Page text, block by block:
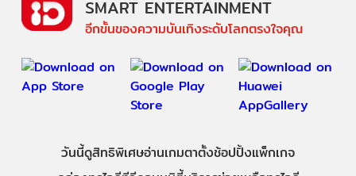
SMART ENTERTAINMENT
อีกขั้นของความบันเทิงระดับโลกตรงใจคุณ
วันนี้ดูสิทธิพิเศษอ่านเกมตาตั้งช้อปปิ้งแพ็กเกจ